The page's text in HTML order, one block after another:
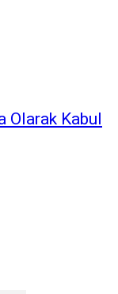
Olarak Kabul